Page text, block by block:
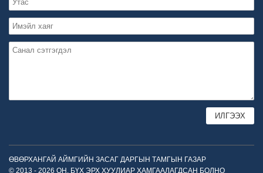
ӨВӨРХАНГАЙ АЙМГИЙН ЗАСАГ ДАРГЫН ТАМГЫН ГАЗАР
© 2013 - 2026 ОН. БҮХ ЭРХ ХУУЛИАР ХАМГААЛАГДСАН БОЛНО